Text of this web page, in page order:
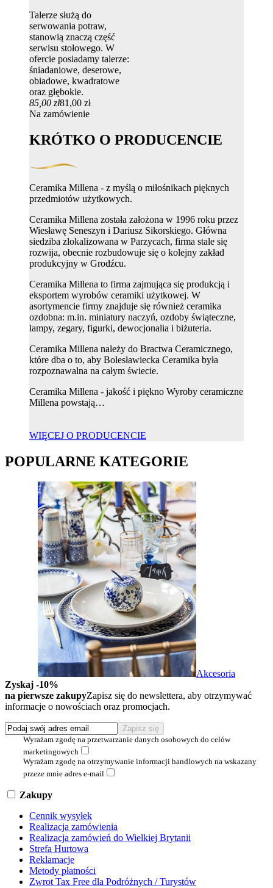
Talerze służą do
serwowania potraw,
stanowią znaczą część
serwisu stołowego. W
ofercie posiadamy talerze:
śniadaniowe, deserowe,
obiadowe, kwadratowe
oraz głębokie.
85,00 zł81,00 zł
Na zamówienie
KRÓTKO O PRODUCENCIE
Ceramika Millena - z myślą o miłośnikach pięknych
przedmiotów użytkowych.
Ceramika Millena została założona w 1996 roku przez
Wiesławę Seneszyn i Dariusz Sikorskiego. Główna
siedziba zlokalizowana w Parzycach, firma stale się
rozwija, obecnie rozbudowuje się o kolejny zakład
produkcyjny w Grodźcu.
Ceramika Millena to firma zajmująca się produkcją i
eksportem wyrobów ceramiki użytkowej. W
asortymencie firmy znajduje się również ceramika
ozdobna: m.in. miniatury naczyń, ozdoby świąteczne,
lampy, zegary, figurki, dewocjonalia i biżuteria.
Ceramika Millena należy do Bractwa Ceramicznego,
które dba o to, aby Bolesławiecka Ceramika była
rozpoznawalna na całym świecie.
Ceramika Millena - jakość i piękno Wyroby ceramiczne
Millena powstają…
WIĘCEJ O PRODUCENCIE
POPULARNE KATEGORIE
Akcesoria
Zyskaj -10%
na pierwsze zakupyZapisz się do newslettera, aby otrzymywać
informacje o nowościach oraz promocjach.
Wyrażam zgodę na przetwarzanie danych osobowych do celów
marketingowych
Wyrażam zgodę na otrzymywanie informacji handlowych na wskazany
przeze mnie adres e-mail
Zakupy
Cennik wysyłek
Realizacja zamówienia
Realizacja zamówień do Wielkiej Brytanii
Strefa Hurtowa
Reklamacje
Metody płatności
Zwrot Tax Free dla Podróżnych / Turystów